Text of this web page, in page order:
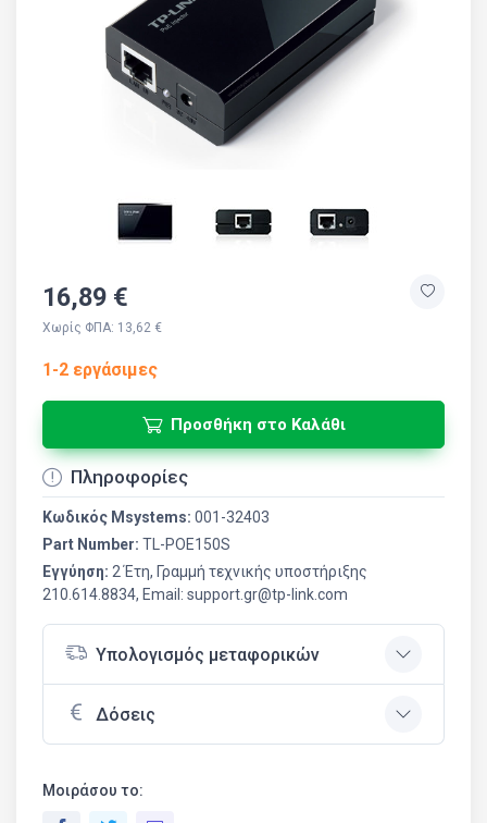
16,89 €
Χωρίς ΦΠΑ: 13,62 €
1-2 εργάσιμες
Προσθήκη στο Καλάθι
Πληροφορίες
Κωδικός Msystems: 001-32403
Part Number: TL-POE150S
Εγγύηση: 2 Έτη, Γραμμή τεχνικής υποστήριξης
210.614.8834, Email: support.gr@tp-link.com
Υπολογισμός μεταφορικών
Δόσεις
Μοιράσου το: